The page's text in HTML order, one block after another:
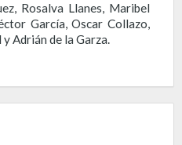
Rosalva Llanes, Maribel
García, Oscar Collazo,
y Adrián de la Garza.